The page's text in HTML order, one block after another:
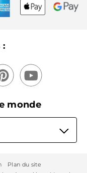
:
monde
Plan du site